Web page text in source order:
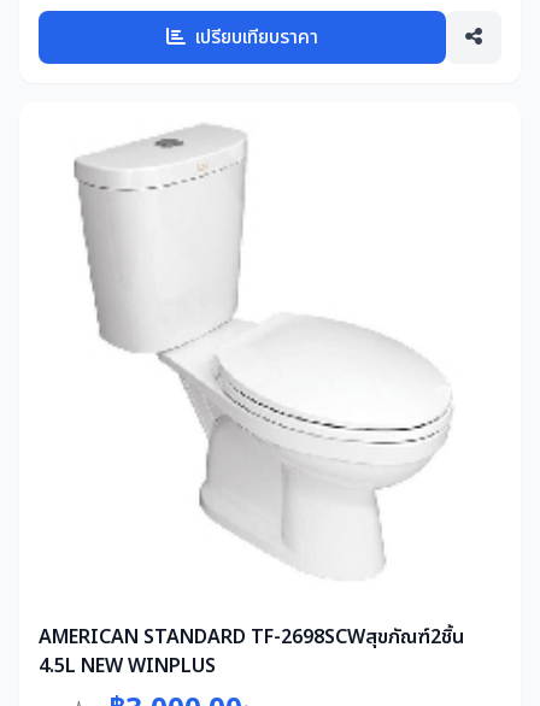
เปรียบเทียบราคา
AMERICAN STANDARD TF-2698SCWสุขภัณฑ์2ชิ้น
4.5L NEW WINPLUS